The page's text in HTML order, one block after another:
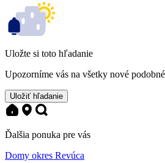
Uložte si toto hľadanie
Upozorníme vás na všetky nové
Uložiť hľadanie
Ďalšia ponuka pre vás
Domy okres Revúca